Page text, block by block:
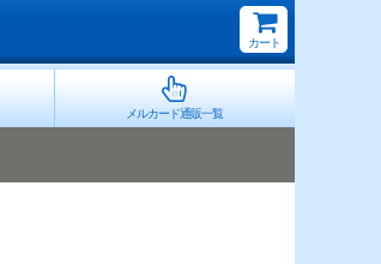
カート
メルカード通販一覧